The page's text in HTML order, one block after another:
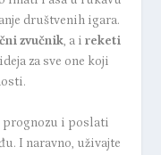
društvenih igara.
zvučnik, a i reketi
za sve one koji
prognozu i poslati
I naravno, uživajte